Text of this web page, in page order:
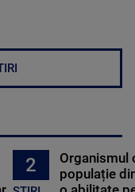
2
Organismul
populație